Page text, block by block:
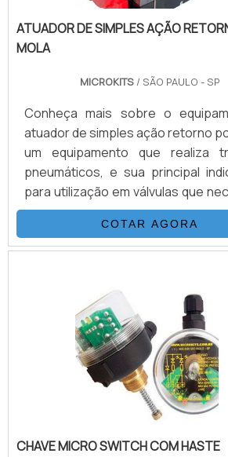
ATUADOR DE SIMPLES AÇÃO
MOLA
MICROKITS/ SÃO PAULO - SP
Conheça mais sobre o
atuador de simples ação retorno
um equipamento que realiza
pneumáticos, e sua principal
para utilização em válvulas que
de posicionamento de
posição de pane dentro do
equipamento possui molas
instalados em seu interior,
abertura e/ou fechamento, sem
necessidade de utilizar ar
acionamento em um dos sentidos.
COTAR AGORA
CHAVE MICRO SWITCH COM HASTE